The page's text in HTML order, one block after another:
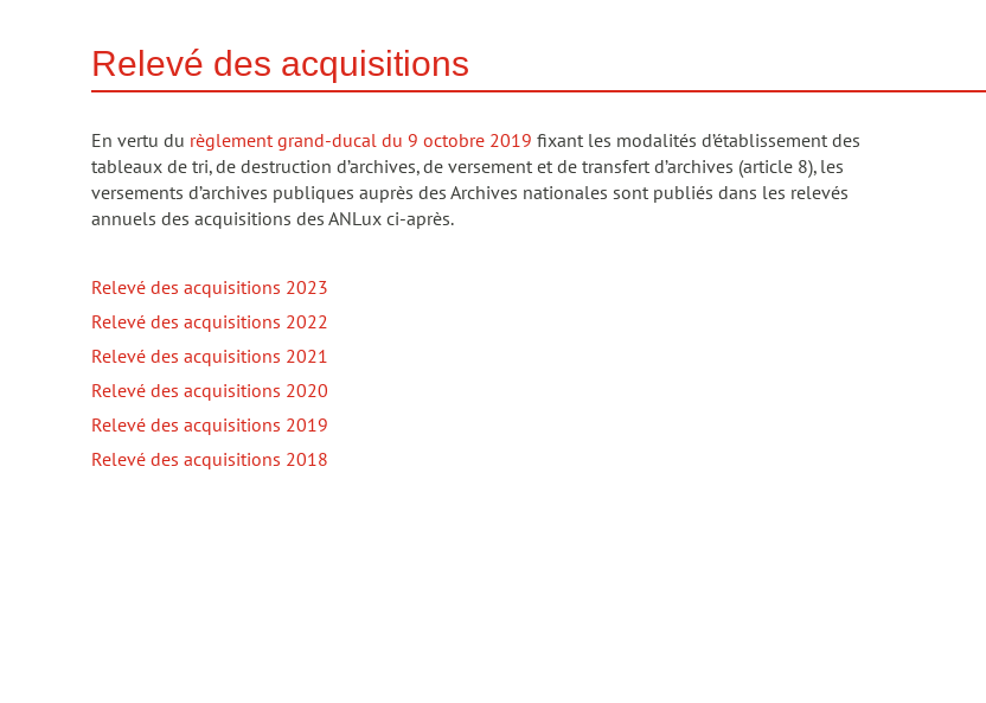
Relevé des acquisitions
En vertu du règlement grand-ducal du 9 octobre 2019 fixant les modalités d’établissement des
tableaux de tri, de destruction d’archives, de versement et de transfert d’archives (article 8), les
versements d’archives publiques auprès des Archives nationales sont publiés dans les relevés
annuels des acquisitions des ANLux ci-après.
Relevé des acquisitions 2023
Relevé des acquisitions 2022
Relevé des acquisitions 2021
Relevé des acquisitions 2020
Relevé des acquisitions 2019
Relevé des acquisitions 2018